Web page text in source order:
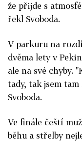
že přijde s
řekl Svoboda.
V parkuru na
dvěma lety v
ale na své chyby.
tady, tak jsem tam
Svoboda.
Ve finále čeští
běhu a střelby